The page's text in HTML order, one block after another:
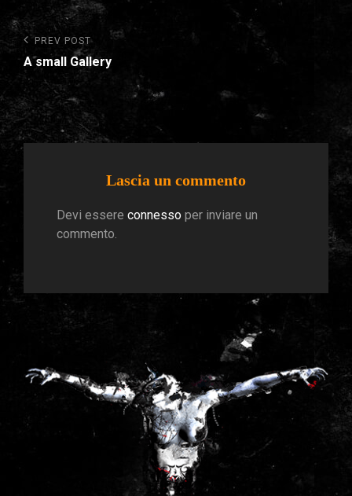
Navigazione
articoli
Previous
Post
PREV POST
A small Gallery
Lascia un commento
Devi essere connesso per inviare un
commento.